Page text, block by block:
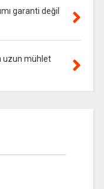
garanti değil
uzun mühlet